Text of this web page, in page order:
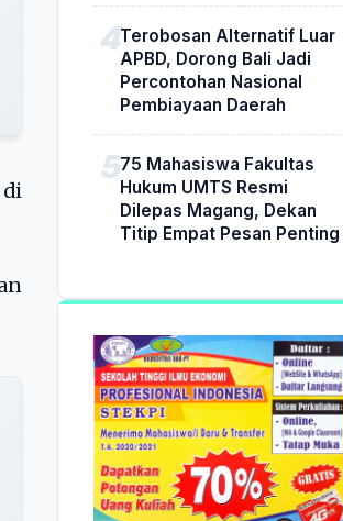
Terobosan Alternatif Luar
APBD, Dorong Bali Jadi
Percontohan Nasional
Pembiayaan Daerah
75 Mahasiswa Fakultas
Hukum UMTS Resmi
Dilepas Magang, Dekan
Titip Empat Pesan Penting